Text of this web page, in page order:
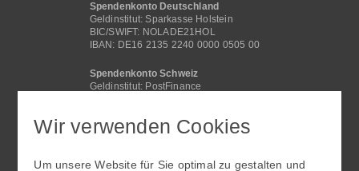
Spendenkonto Deutschland
Geldinstitut: Sparkasse Holstein
BIC/SWIFT: NOLADE21HOL
IBAN: DE16 2135 2240 0000 0505 00
Spendenkonto Schweiz
Geldinstitut: PostFinance
BIC/SWIFT: NOLADE21HOL
Wir verwenden Cookies
Um unsere Website für Sie optimal zu gestalten und